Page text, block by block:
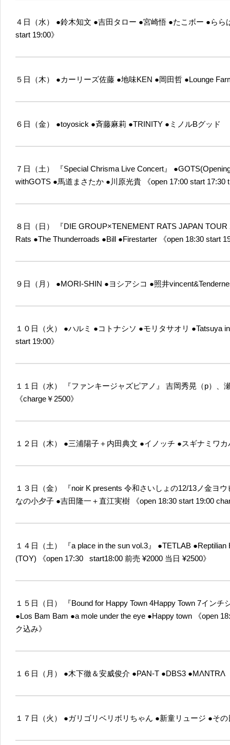
４日（水） ●鈴木知文 ●吉田タロー ●宮崎悟 ●たこボー ●らら
start 19:00》
５日（木） ●カーリーズ佐藤 ●地味KEN ●岡田哲 ●Lounge
６日（金） ●toyosick ●斉藤麻莉 ●TRINITY ●ミノルBグッド
７日（土） 『Special Chrisma Live Concert』
withGOTS ●馬道まさたか ●川原光貴 《open 17:00 start
８日（日）
『DIE GROUP×TENEMENT RATS JAPAN TOUR
Rats ●The Thunderroads ●Bill ●Firestarter 《open 18:30 start
９日（月） ●MORI-SHIN ●ヨシアシコ ●照井
１０日（火） ●ハルミ ●コトナシソ ●モリタサオリ ●Tatsuya
start 19:00》
１１日（水） 『ファンキージャズピアノ』
吉岡秀晃（p）、
《charge￥2500》
１２日（木） ●三浦陽子＋内田典文 ●イノッチ ●スギナミワカ
１３日（金）
『noir K presents 令和さいしょの12/13ノ金ヨウ
なの小夕子 ●吉田隆一＋直江実樹 《open 18:30 start 19:00
１４日（土） 『a place in the sun vol.3』 ●TETLAB ●Reptilian
(TOY) 《open 17:30 start18:00 前売 ¥2000 当日 ¥2500》
１５日（日）
『Bound for Happy Town 4Happy Town 7インチ
●Los Bam Bam ●a mole under the eye ●Happy town 《open
ク込み》
１６日（月） ●木下徹＆安威俊介 ●PAN-T ●DBS3 ●MΛNTRΛ
１７日（火） ●ガリゴリベリボリちゃん ●新童リュージ ●その